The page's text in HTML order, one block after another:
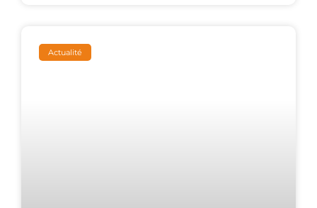
Actualité